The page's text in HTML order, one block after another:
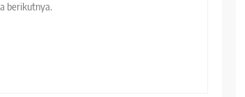
berikutnya.